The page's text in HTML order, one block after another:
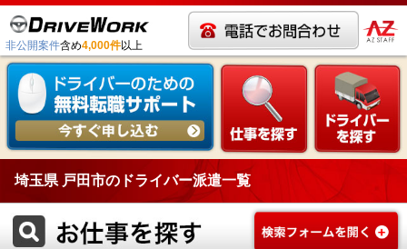
非公開案件含め4,000件以上
埼玉県 戸田市のドライバー派遣一覧